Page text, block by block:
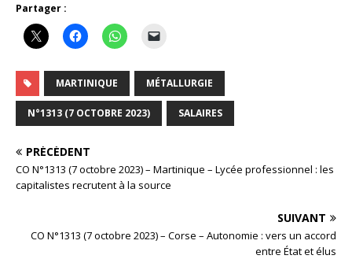
Partager :
MARTINIQUE MÉTALLURGIE
N°1313 (7 OCTOBRE 2023) SALAIRES
PRÉCÉDENT
CO N°1313 (7 octobre 2023) – Martinique – Lycée professionnel : les
capitalistes recrutent à la source
SUIVANT
CO N°1313 (7 octobre 2023) – Corse – Autonomie : vers un accord
entre État et élus